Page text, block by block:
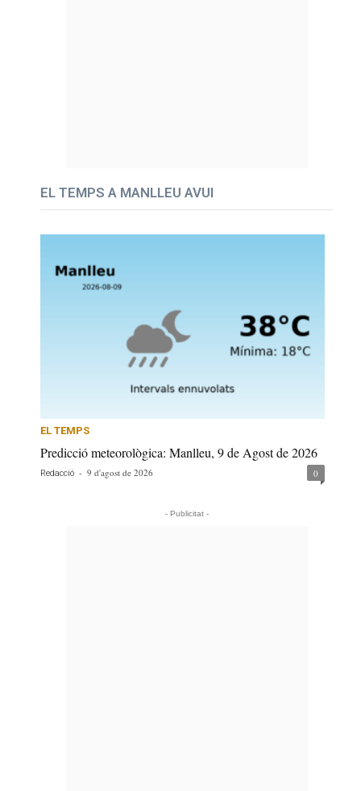
EL TEMPS A MANLLEU AVUI
EL TEMPS
Predicció meteorològica: Manlleu, 9 de Agost de 2026
Redacció - 9 d'agost de 2026 0
- Publicitat -